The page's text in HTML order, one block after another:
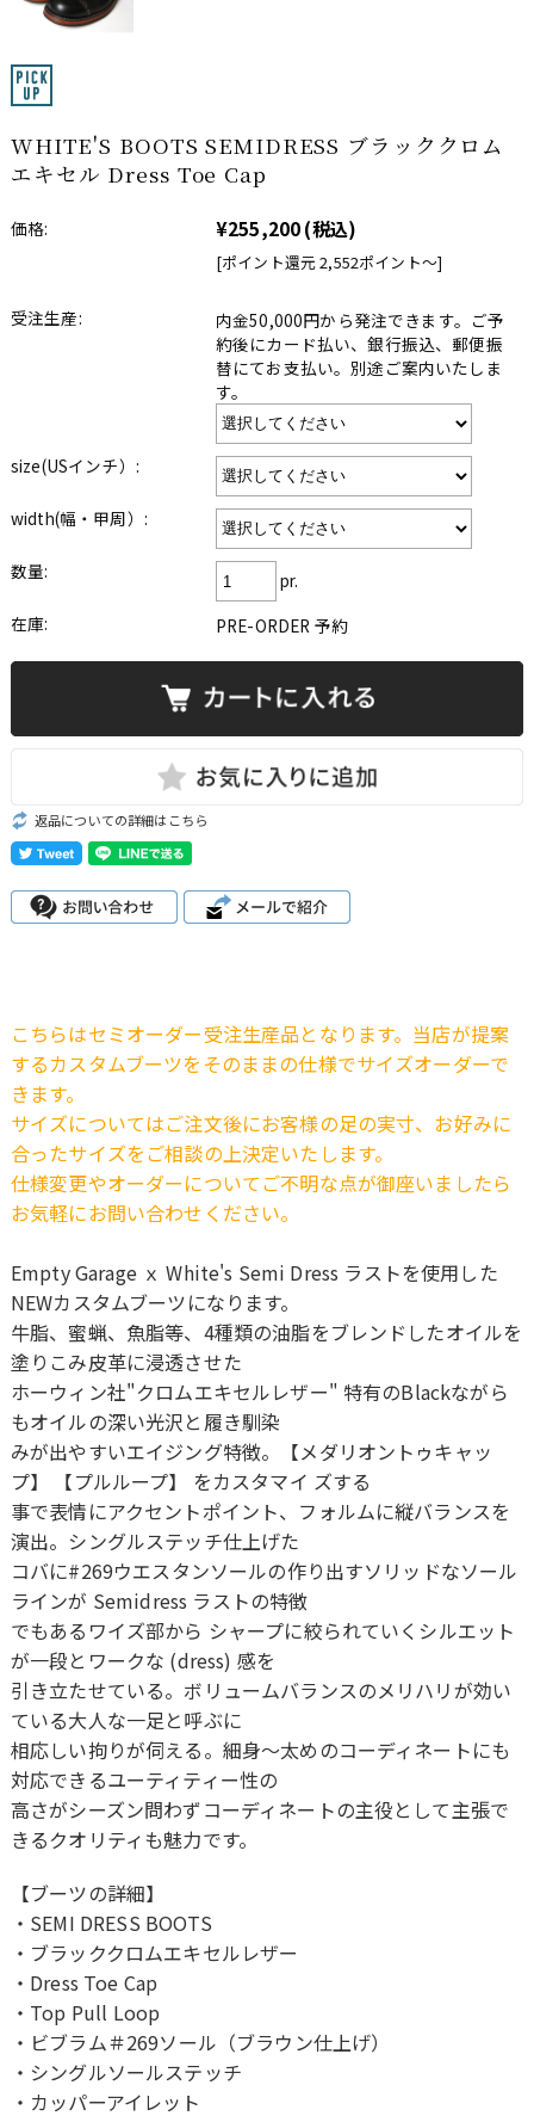
WHITE'S BOOTS SEMIDRESS ブラッククロム
エキセル Dress Toe Cap
価格: ¥255,200(税込)
[ポイント還元 2,552ポイント〜]
受注生産:
内金50,000円から発注できます。ご予
約後にカード払い、銀行振込、郵便振
替にてお支払い。別途ご案内いたしま
す。
size(USインチ）:
width(幅・甲周）:
数量:
pr.
在庫:
PRE-ORDER 予約
返品についての詳細はこちら
こちらはセミオーダー受注生産品となります。当店が提案
するカスタムブーツをそのままの仕様でサイズオーダーで
きます。
サイズについてはご注文後にお客様の足の実寸、お好みに
合ったサイズをご相談の上決定いたします。
仕様変更やオーダーについてご不明な点が御座いましたら
お気軽にお問い合わせください。
Empty Garage ｘ White's Semi Dress ラストを使用した
NEWカスタムブーツになります。
牛脂、蜜蝋、魚脂等、4種類の油脂をブレンドしたオイルを
塗りこみ皮革に浸透させた
ホーウィン社"クロムエキセルレザー" 特有のBlackながら
もオイルの深い光沢と履き馴染
みが出やすいエイジング特徴。【メダリオントゥキャッ
プ】 【プルループ】 をカスタマイ ズする
事で表情にアクセントポイント、フォルムに縦バランスを
演出。シングルステッチ仕上げた
コバに#269ウエスタンソールの作り出すソリッドなソール
ラインが Semidress ラストの特徴
でもあるワイズ部から シャープに絞られていくシルエット
が一段とワークな (dress) 感を
引き立たせている。ボリュームバランスのメリハリが効い
ている大人な一足と呼ぶに
相応しい拘りが伺える。細身〜太めのコーディネートにも
対応できるユーティティー性の
高さがシーズン問わずコーディネートの主役として主張で
きるクオリティも魅力です。
【ブーツの詳細】
・SEMI DRESS BOOTS
・ブラッククロムエキセルレザー
・Dress Toe Cap
・Top Pull Loop
・ビブラム＃269ソール（ブラウン仕上げ）
・シングルソールステッチ
・カッパーアイレット